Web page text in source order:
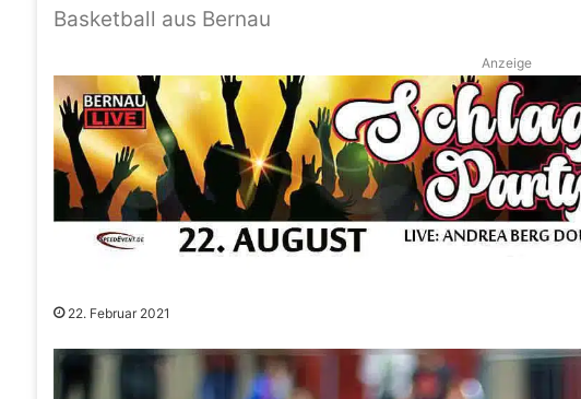
Basketball aus Bernau
Anzeige
22. Februar 2021